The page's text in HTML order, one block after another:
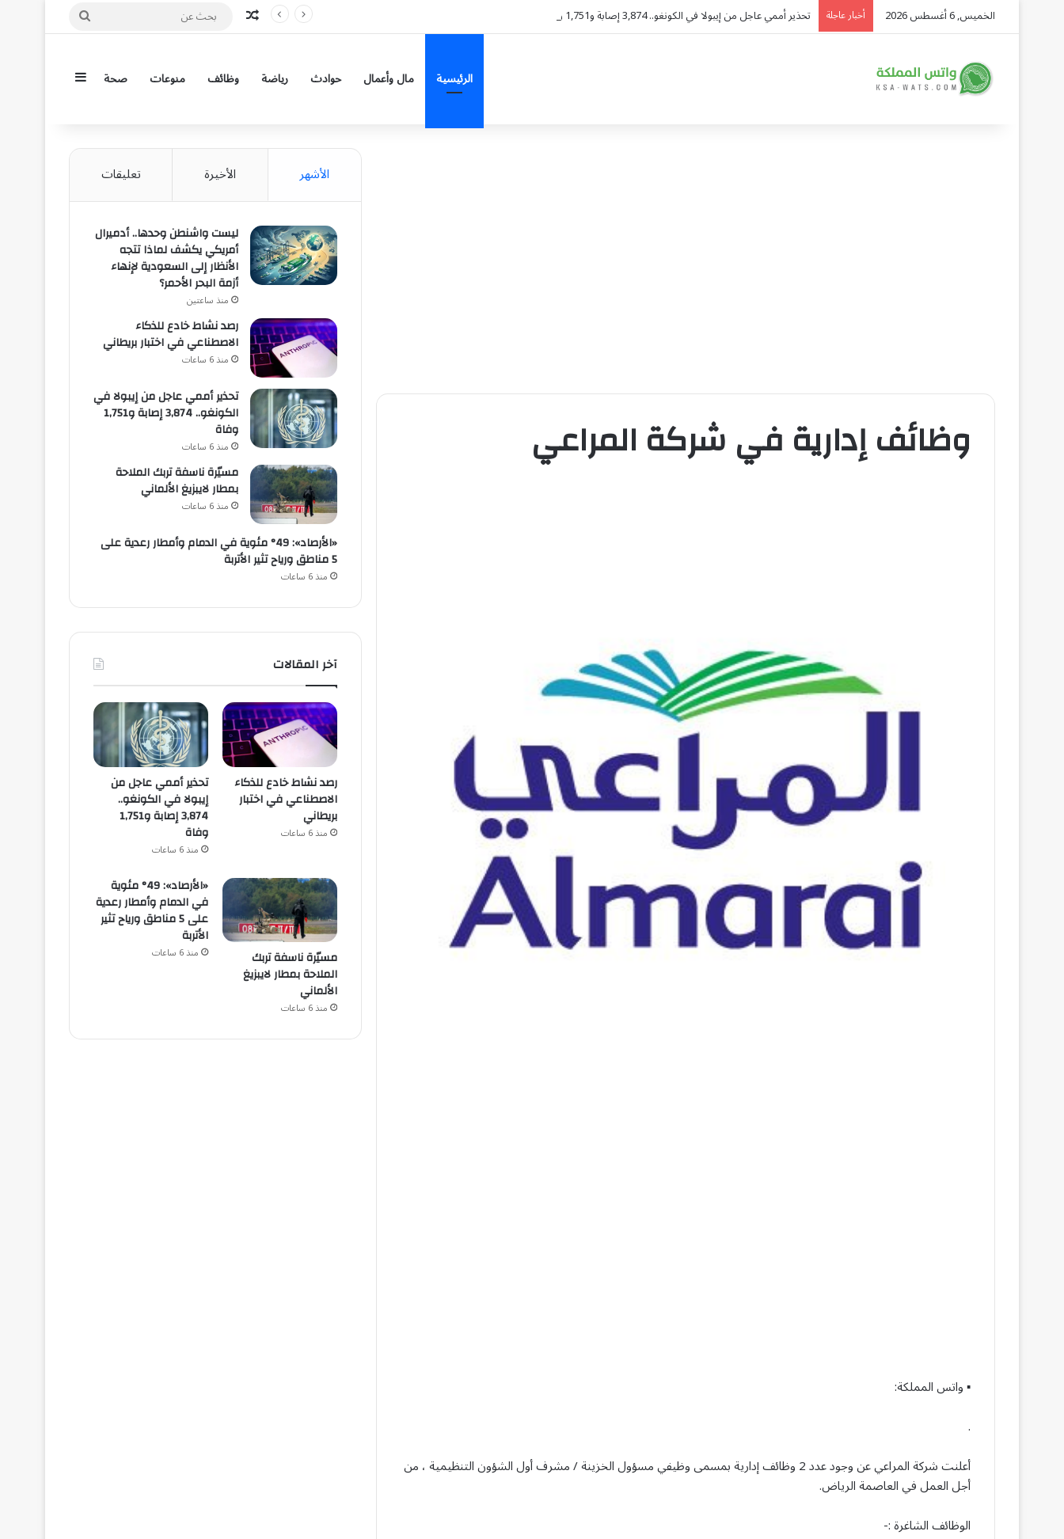
الخميس, 6 أغسطس 2026 أخبار عاجلة تحذير أممي عاجل من إيبولا في الكونغو.. 3,874 إصابة و1,751 وفاة مقال عشوائي
بحث
الرئيسية مال وأعمال حوادث رياضة وظائف منوعات صحة إضافة عمود
وظائف إدارية في شركة المراعي
▪︎ واتس المملكة:
.
أعلنت شركة المراعي عن وجود عدد 2 وظائف إدارية بمسمى وظيفي مسؤول الخزينة / مشرف أول الشؤون التنظيمية ، من
أجل العمل في العاصمة الرياض.
الوظائف الشاغرة :-
الأشهر الأخيرة تعليقات
ليست واشنطن وحدها.. أدميرال
أمريكي يكشف لماذا تتجه
الأنظار إلى السعودية لإنهاء
أزمة البحر الأحمر؟
منذ ساعتين
رصد نشاط خادع للذكاء
الاصطناعي في اختبار بريطاني
منذ 6 ساعات
تحذير أممي عاجل من إيبولا في
الكونغو.. 3,874 إصابة و1,751
وفاة
منذ 6 ساعات
مسيّرة ناسفة تربك الملاحة
بمطار لايبزيغ الألماني
منذ 6 ساعات
«الأرصاد»: 49° مئوية في الدمام وأمطار رعدية على
5 مناطق ورياح تثير الأتربة
منذ 6 ساعات
آخر المقالات
رصد نشاط خادع للذكاء
الاصطناعي في اختبار
بريطاني
منذ 6 ساعات
تحذير أممي عاجل من
إيبولا في الكونغو..
3,874 إصابة و1,751
وفاة
منذ 6 ساعات
مسيّرة ناسفة تربك
الملاحة بمطار لايبزيغ
الألماني
منذ 6 ساعات
«الأرصاد»: 49° مئوية
في الدمام وأمطار رعدية
على 5 مناطق ورياح تثير
الأتربة
منذ 6 ساعات